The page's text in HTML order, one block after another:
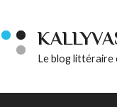
Le blog littéraire